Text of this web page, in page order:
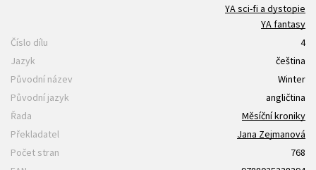
YA sci-fi a dystopie
YA fantasy
Číslo dílu
4
Jazyk
čeština
Původní název
Winter
Původní jazyk
angličtina
Řada
Měsíční kroniky
Překladatel
Jana Zejmanová
Počet stran
768